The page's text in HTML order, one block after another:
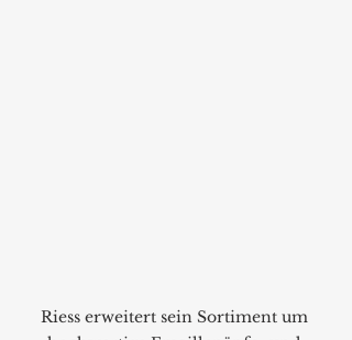
Riess erweitert sein Sortiment um